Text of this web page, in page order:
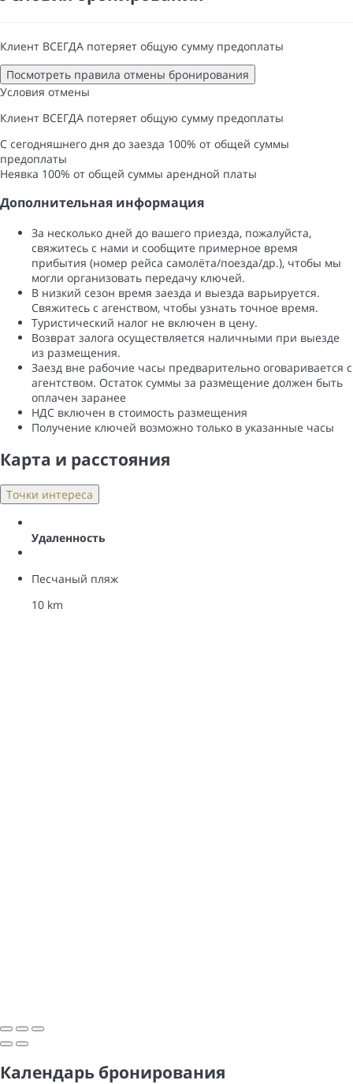
Клиент ВСЕГДА потеряет общую сумму предоплаты
Посмотреть правила отмены бронирования
Условия отмены
Клиент ВСЕГДА потеряет общую сумму предоплаты
С сегодняшнего дня до заезда 100% от общей суммы
предоплаты
Неявка 100% от общей суммы арендной платы
Дополнительная информация
За несколько дней до вашего приезда, пожалуйста,
свяжитесь с нами и сообщите примерное время
прибытия (номер рейса самолёта/поезда/др.), чтобы мы
могли организовать передачу ключей.
В низкий сезон время заезда и выезда варьируется.
Свяжитесь с агенством, чтобы узнать точное время.
Туристический налог не включен в цену.
Возврат залога осуществляется наличными при выезде
из размещения.
Заезд вне рабочие часы предварительно оговаривается с
агентством. Остаток суммы за размещение должен быть
оплачен заранее
НДС включен в стоимость размещения
Получение ключей возможно только в указанные часы
Карта и pасстояния
Точки интереса
Удаленность
Песчаный пляж
10 km
Календарь бронирования